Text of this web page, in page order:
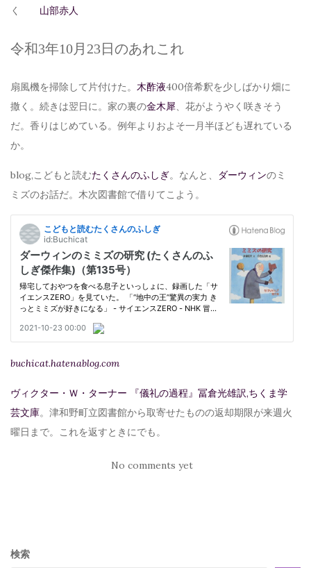
く 山部赤人
令和3年10月23日のあれこれ
扇風機を掃除して片付けた。 木酢液400倍希釈を少しばかり畑に
撒く。続きは翌日に。家の裏の金木犀、花がようやく咲きそう
だ。香りはじめている。例年よりおよそ一月半ほども遅れている
か。
blog,こどもと読むたくさんのふしぎ。なんと、 ダーウィンのミ
ミズのお話だ。木次図書館で借りてこよう。
buchicat.hatenablog.com
ヴィクター・Ｗ・ターナー 『儀礼の過程』冨倉光雄訳,ちくま学
芸文庫。津和野町立図書館から取寄せたものの返却期限が来週火
曜日まで。これを返すときにでも。
No comments yet
検索